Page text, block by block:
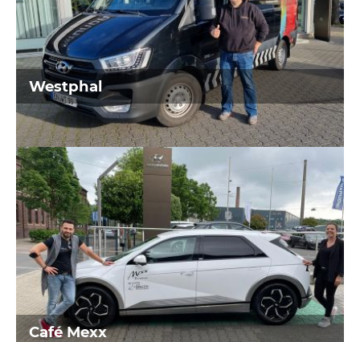
Westphal
Café Mexx
Café Mexx
aus Hattingen
Ambulanter Pflegedienst
aus Bochum